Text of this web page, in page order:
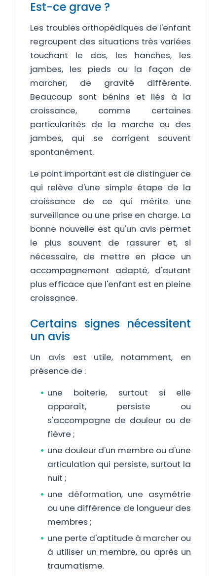
Est-ce grave ?
Les troubles orthopédiques de l'enfant
regroupent des situations très variées
touchant le dos, les hanches, les
jambes, les pieds ou la façon de
marcher, de gravité différente.
Beaucoup sont bénins et liés à la
croissance, comme certaines
particularités de la marche ou des
jambes, qui se corrigent souvent
spontanément.
Le point important est de distinguer ce
qui relève d'une simple étape de la
croissance de ce qui mérite une
surveillance ou une prise en charge. La
bonne nouvelle est qu'un avis permet
le plus souvent de rassurer et, si
nécessaire, de mettre en place un
accompagnement adapté, d'autant
plus efficace que l'enfant est en pleine
croissance.
Certains signes nécessitent
un avis
Un avis est utile, notamment, en
présence de :
une boiterie, surtout si elle
apparaît, persiste ou
s'accompagne de douleur ou de
fièvre ;
une douleur d'un membre ou d'une
articulation qui persiste, surtout la
nuit ;
une déformation, une asymétrie
ou une différence de longueur des
membres ;
une perte d'aptitude à marcher ou
à utiliser un membre, ou après un
traumatisme.